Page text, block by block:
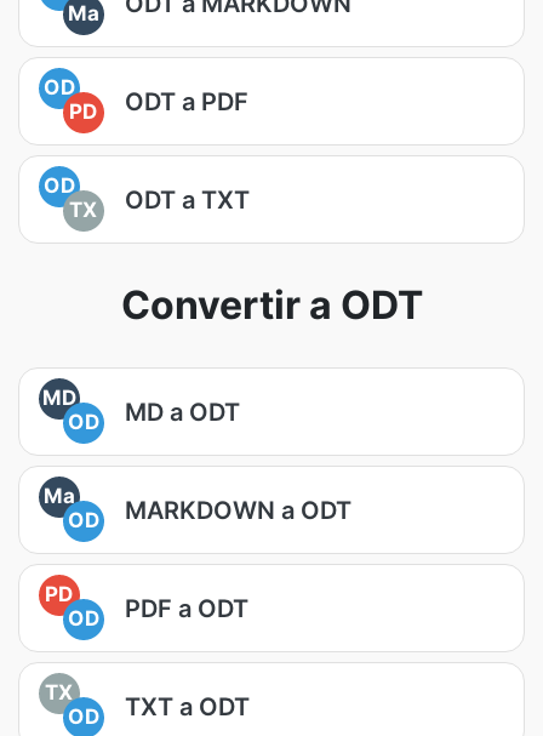
Ma
OD
PD
ODT a PDF
OD
TX
ODT a TXT
Convertir a ODT
MD
OD
MD a ODT
Ma
OD
MARKDOWN a ODT
PD
OD
PDF a ODT
TX
OD
TXT a ODT